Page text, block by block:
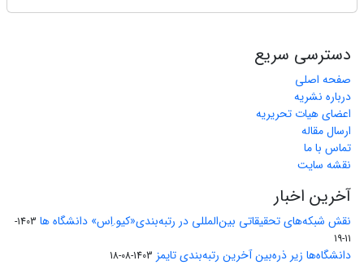
دسترسی سریع
صفحه اصلی
درباره نشریه
اعضای هیات تحریریه
ارسال مقاله
تماس با ما
نقشه سایت
آخرین اخبار
نقش شبکه‌های تحقیقاتی بین‌المللی در رتبه‌بندی«کیو.اِس» دانشگاه ها
1403-
11-19
دانشگاه‌ها زیر ذره‌بین آخرین رتبه‌بندی تایمز 1403-08-18